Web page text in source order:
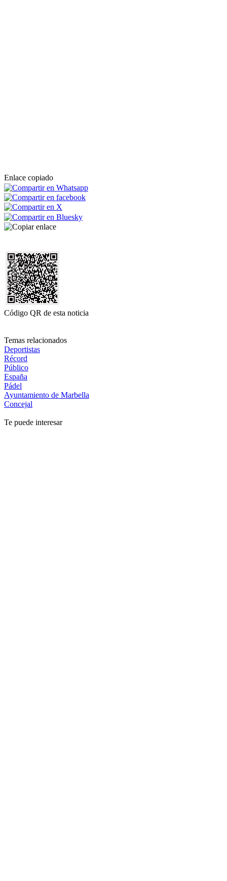
Enlace copiado
Código QR de esta noticia
Temas relacionados
Deportistas
Récord
Público
España
Pádel
Ayuntamiento de Marbella
Concejal
Te puede interesar